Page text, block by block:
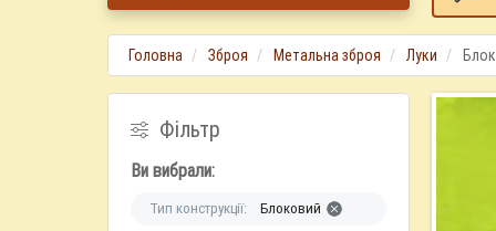
Головна Зброя Метальна зброя Луки
Фільтр
Ви вибрали:
Тип конструкції: Блоковий